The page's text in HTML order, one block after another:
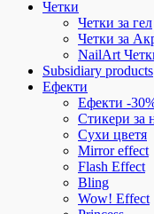
Четки
Четки за гел
Четки за
NailArt
Subsidiary products
Ефекти
Ефекти -
Стикери за
Сухи цветя
Mirror effect
Flash Effect
Bling
Wow! Effect